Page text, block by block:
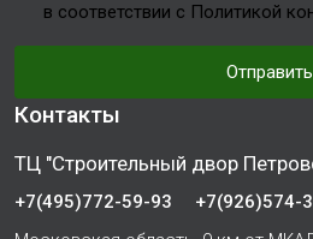
в соответствии с Политикой
Отправить
Контакты
ТЦ "Строительный двор
+7(495)772-59-93
+7(926)574-